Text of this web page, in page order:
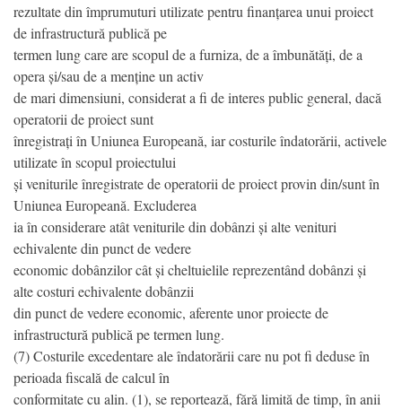
rezultate din împrumuturi utilizate pentru finanțarea unui proiect
de infrastructură publică pe
termen lung care are scopul de a furniza, de a îmbunătăți, de a
opera și/sau de a menține un activ
de mari dimensiuni, considerat a fi de interes public general, dacă
operatorii de proiect sunt
înregistrați în Uniunea Europeană, iar costurile îndatorării, activele
utilizate în scopul proiectului
și veniturile înregistrate de operatorii de proiect provin din/sunt în
Uniunea Europeană. Excluderea
ia în considerare atât veniturile din dobânzi și alte venituri
echivalente din punct de vedere
economic dobânzilor cât și cheltuielile reprezentând dobânzi și
alte costuri echivalente dobânzii
din punct de vedere economic, aferente unor proiecte de
infrastructură publică pe termen lung.
(7) Costurile excedentare ale îndatorării care nu pot fi deduse în
perioada fiscală de calcul în
conformitate cu alin. (1), se reportează, fără limită de timp, în anii